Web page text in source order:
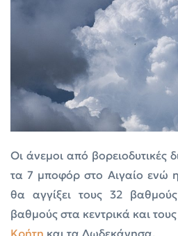
Οι άνεμοι από βορειοδυτικές
τα 7 μποφόρ στο Αιγαίο ενώ
θα αγγίξει τους 32
βαθμούς στα κεντρικά και